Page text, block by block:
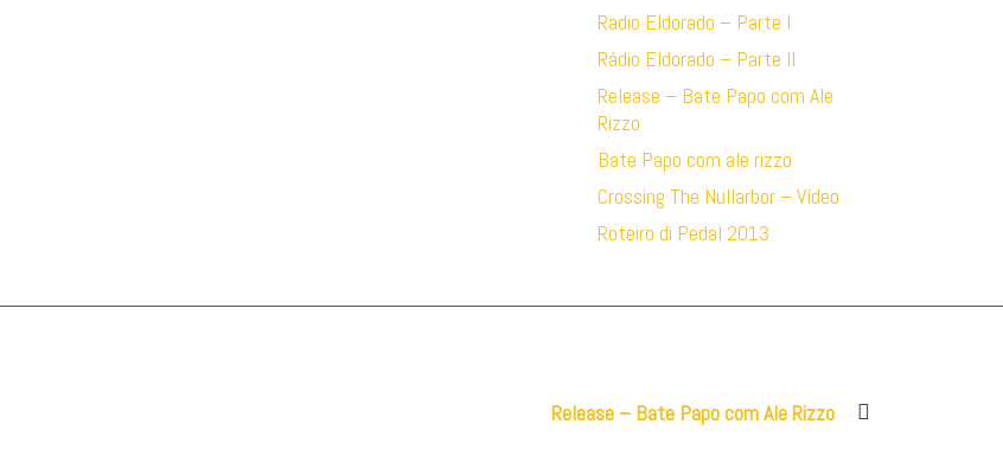
Radio Eldorado – Parte I
Rádio Eldorado – Parte II
Release – Bate Papo com Ale
Rizzo
Bate Papo com ale rizzo
Crossing The Nullarbor – Vídeo
Roteiro di Pedal 2013
Release – Bate Papo com Ale Rizzo